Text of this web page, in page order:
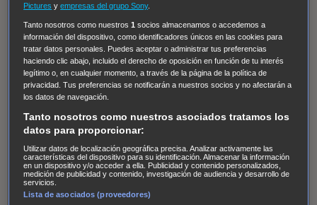
Hailey Dean Without Sin: Libre de Culpa Morbius
NCIS: Nueva Orleans Pandora En fuera de juego
The Shield: Al margen de la ley Duplicated Preacher
The Killing Kind Intersecciones DOC Bite Club
Chicago Fire
de personas desaparecidas Mad Dogs La Sustituta
Ladrón de guante blanco
AXN Masters of Sex Three PinesAccused CarterAlice
Nevers Crossing Lines Einstein Sobrenatural Cómo
defender a un asesino
Pictures yempresas del grupo Sony.
Tanto nosotros como nuestros1 socios almacenamos o accedemos a
información del dispositivo, como identificadores únicos en las cookies para
tratar datos personales. Puedes aceptar o administrar tus preferencias
haciendo clic abajo, incluido el derecho de oposición en función de tu interés
legítimo o, en cualquier momento, a través de la página de la política de
privacidad. Tus preferencias se notificarán a nuestros socios y no afectarán a
los datos de navegación.
Tanto nosotros como nuestros asociados tratamos los
datos para proporcionar:
Utilizar datos de localización geográfica precisa. Analizar activamente las
características del dispositivo para su identificación. Almacenar la información
en un dispositivo y/o acceder a ella. Publicidad y contenido personalizados,
medición de publicidad y contenido, investigación de audiencia y desarrollo de
servicios.
Lista de asociados (proveedores)